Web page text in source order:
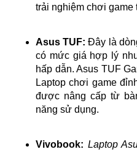
trải nghiệm chơi game
Asus TUF: Đây là
có mức giá hợp lý
hấp dẫn. Asus TUF
Laptop chơi game
được nâng cấp từ
năng sử dụng.
Vivobook: Laptop